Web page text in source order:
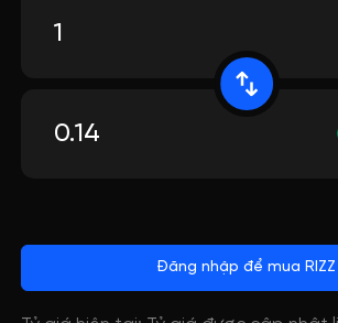
Đăng nhập để mua RIZZ